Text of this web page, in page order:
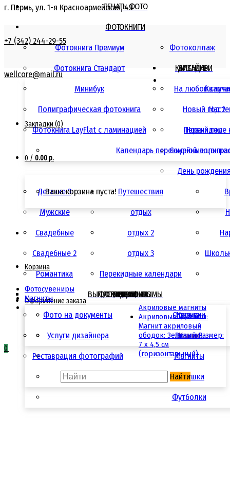
г. Пермь, ул. 1-я Красноармейская, 43
+7 (342) 244-29-55
wellcore@mail.ru
Закладки (0)
0 / 0.00 р.
Ваша корзина пуста!
Корзина
Оформление заказа
0
ПЕЧАТЬ ФОТО
ФОТОКНИГИ
Фотокнига Премиум
Фотокнига Стандарт
Минибук
Полиграфическая фотокнига
Фотокнига LayFlat с ламинацией
Фотоколлаж
КАЛЕНДАРИ
Перекидные
Календарь перекидной
ДИЗАЙНЫ
На любой
Новый год 2
Новый год
Семейные
День
Детские 3
Мужские
Свадебные
Свадебные 2
Романтика
Путешествия
отдых
отдых 2
отдых 3
Перекидные календари
ФОТОСУВЕНИРЫ
Кружки
Камни
Магниты
Подушки
Футболки
ЦЕНЫ
АКЦИИ
ВЫПУСКНЫЕ АЛЬБОМЫ
ПОЛИГРАФИЯ
Открытки
Визитка
УСЛУГИ
Фото на документы
Услуги дизайнера
Реставрация фотографий
Найти
Фотосувениры
Магниты
Акриловые магниты
Акриловые магниты:
Магнит акриловый
ободок: Зеленый Размер:
7 х 4,5 см
(горизонтальный)